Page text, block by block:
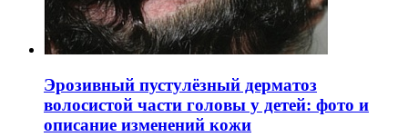
Эрозивный пустулёзный дерматоз
волосистой части головы у детей: фото и
описание изменений кожи